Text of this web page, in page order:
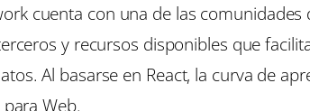
cuenta con una de las
y recursos disponibles que
Al basarse en React, la curva de
Web.